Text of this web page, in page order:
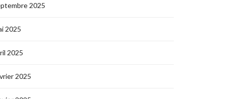
2025
2025
2025
2025